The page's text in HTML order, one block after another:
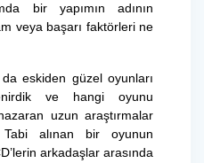
bir yapımın adının
veya başarı faktörleri ne
güzel oyunları
ve hangi oyunu
uzun araştırmalar
alınan bir oyunun
arkadaşlar arasında